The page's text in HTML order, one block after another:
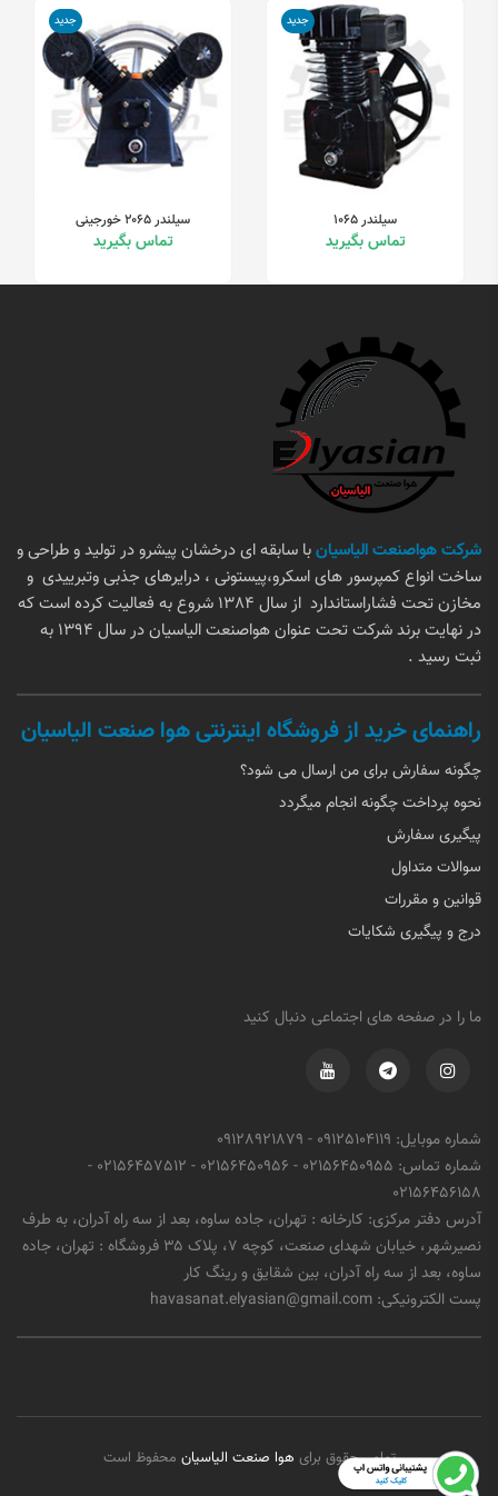
جدید
سیلندر ۲۰۶۵ خورجینی
تماس بگیرید
جدید
سیلندر ۱۰۶۵
تماس بگیرید
شرکت هواصنعت الیاسیانبا سابقه ای درخشان پیشرو در تولید و طراحی و
ساخت انواع کمپرسور هاى اسكرو،پيستونى ، درایرهاى جذبى وتبرييدى و
مخازن تحت فشاراستاندارد از سال 1384 شروع به فعالیت کرده است که
در نهایت برند شرکت تحت عنوان هواصنعت الیاسیان در سال 1394 به
ثبت رسید .
راهنمای خرید از فروشگاه اینترنتی هوا صنعت الیاسیان
چگونه سفارش برای من ارسال می شود؟
نحوه پرداخت چگونه انجام میگردد
پیگیری سفارش
سوالات متداول
قوانین و مقررات
درج و پیگیری شکایات
ما را در صفحه های اجتماعی دنبال کنید
شماره موبایل: 09125104119
-
09128921879
شماره تماس: 02156450955
-
02156450956
-
02156457512
-
02156456158
آدرس دفتر مرکزی: کارخانه : تهران، جاده ساوه، بعد از سه راه آدران، به طرف
نصیرشهر، خیابان شهدای صنعت، کوچه ۷، پلاک ۳۵ فروشگاه : تهران، جاده
ساوه، بعد از سه راه آدران، بین شقایق و رینگ کار
پست الکترونیکی: havasanat.elyasian@gmail.com
تمامی حقوق برای هوا صنعت الیاسیان محفوظ است